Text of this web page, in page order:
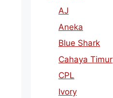
AJ
Aneka
Blue Shark
Cahaya Timur
CPL
Ivory